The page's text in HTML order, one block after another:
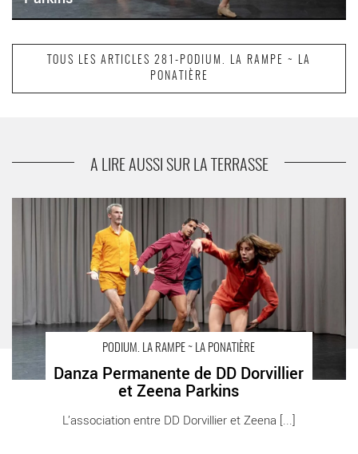
TOUS LES ARTICLES 281-PODIUM. LA RAMPE ~ LA
PONATIÈRE
A LIRE AUSSI SUR LA TERRASSE
PODIUM. LA RAMPE ~ LA PONATIÈRE
Danza Permanente de DD Dorvillier
et Zeena Parkins
L’association entre DD Dorvillier et Zeena [...]
Danza Permanente de DD Dorvillier et Zeena Parkins - Critique
sortie Théâtre Échirolles PODIUM. La Rampe - La Ponatière